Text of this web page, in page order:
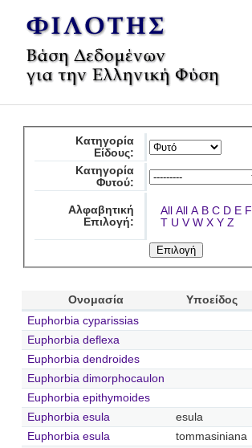
Κατηγορία
Είδους:
Κατηγορία
Φυτού:
Αλφαβητική
Επιλογή:
All All A B C D E F
T U V W X Y Z
Ονομασία Υποείδος
Euphorbia cyparissias
Euphorbia deflexa
Euphorbia dendroides
Euphorbia dimorphocaulon
Euphorbia epithymoides
Euphorbia esula
esula
Euphorbia esula
tommasiniana